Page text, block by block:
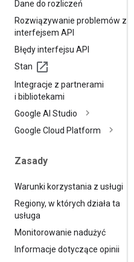
Dane do rozliczeń
Rozwiązywanie problemów z
interfejsem API
Błędy interfejsu API
Stan
Integracje z partnerami
i bibliotekami
Google AI Studio
Google Cloud Platform
Zasady
Warunki korzystania z usługi
Regiony, w których działa ta
usługa
Monitorowanie nadużyć
Informacje dotyczące opinii